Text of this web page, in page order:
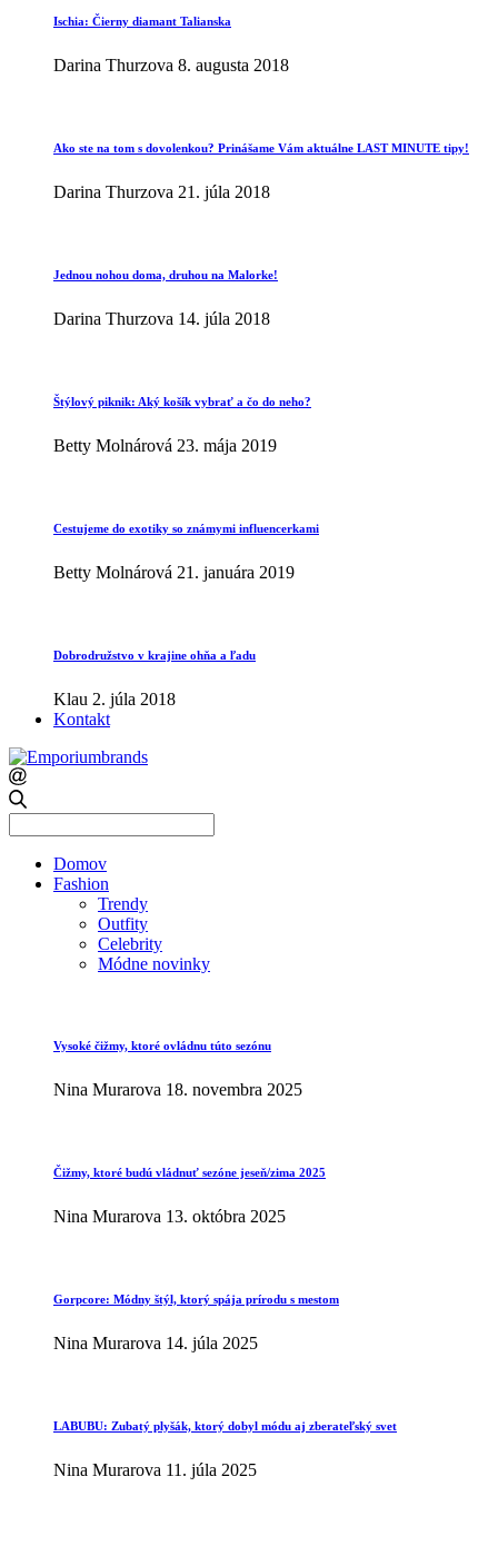
Ischia: Čierny diamant Talianska
Darina Thurzova 8. augusta 2018
Ako ste na tom s dovolenkou? Prinášame Vám aktuálne LAST MINUTE tipy!
Darina Thurzova 21. júla 2018
Jednou nohou doma, druhou na Malorke!
Darina Thurzova 14. júla 2018
Štýlový piknik: Aký košík vybrať a čo do neho?
Betty Molnárová 23. mája 2019
Cestujeme do exotiky so známymi influencerkami
Betty Molnárová 21. januára 2019
Dobrodružstvo v krajine ohňa a ľadu
Klau 2. júla 2018
Kontakt
for:
Domov
Fashion
Trendy
Outfity
Celebrity
Módne novinky
Vysoké čižmy, ktoré ovládnu túto sezónu
Nina Murarova 18. novembra 2025
Čižmy, ktoré budú vládnuť sezóne jeseň/zima 2025
Nina Murarova 13. októbra 2025
Gorpcore: Módny štýl, ktorý spája prírodu s mestom
Nina Murarova 14. júla 2025
LABUBU: Zubatý plyšák, ktorý dobyl módu aj zberateľský svet
Nina Murarova 11. júla 2025